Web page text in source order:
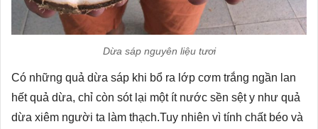
Dừa sáp nguyên liệu tươi
Có những quả dừa sáp khi bổ ra lớp cơm trắng ngần lan
hết quả dừa, chỉ còn sót lại một ít nước sền sệt y như quả
dừa xiêm người ta làm thạch.Tuy nhiên vì tính chất béo và